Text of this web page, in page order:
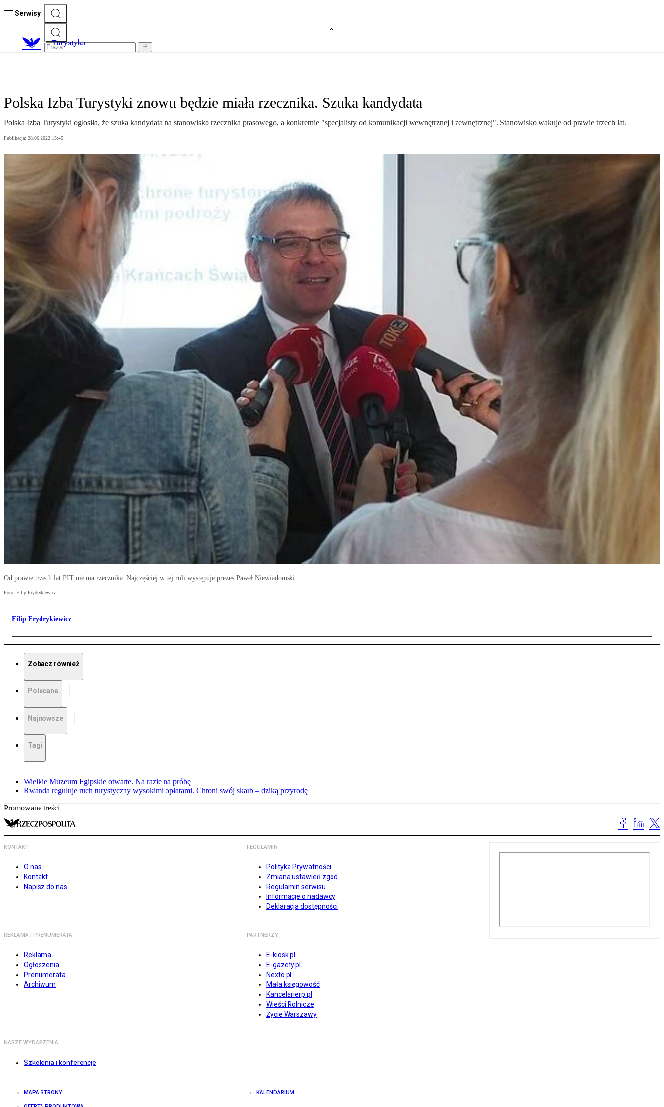
Serwisy
Turystyka
Polska Izba Turystyki znowu będzie miała rzecznika. Szuka kandydata
Polska Izba Turystyki ogłosiła, że szuka kandydata na stanowisko rzecznika prasowego, a konkretnie "specjalisty od komunikacji wewnętrznej i zewnętrznej". Stanowisko wakuje od prawie trzech lat.
Publikacja: 28.06.2022 15:45
Od prawie trzech lat PIT nie ma rzecznika. Najczęściej w tej roli występuje prezes Paweł Niewiadomski
Foto: Filip Frydrykiewicz
Filip Frydrykiewicz
Zobacz również
Polecane
Najnowsze
Tagi
Wielkie Muzeum Egipskie otwarte. Na razie na próbę
Rwanda reguluje ruch turystyczny wysokimi opłatami. Chroni swój skarb – dziką przyrodę
Promowane treści
KONTAKT
O nas
Kontakt
Napisz do nas
REGULAMIN
Polityka Prywatności
Zmiana ustawień zgód
Regulamin serwisu
Informacje o nadawcy
Deklaracja dostępności
REKLAMA I PRENUMERATA
Reklama
Ogłoszenia
Prenumerata
Archiwum
PARTNERZY
E-kiosk.pl
E-gazety.pl
Nexto.pl
Mała księgowość
Kancelarierp.pl
Wieści Rolnicze
Życie Warszawy
NASZE WYDARZENIA
Szkolenia i konferencje
MAPA STRONY KALENDARIUM